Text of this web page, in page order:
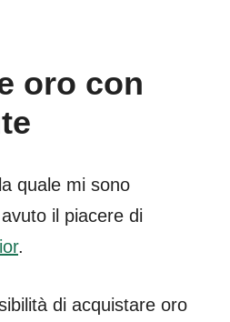
oro con
quale mi sono
il piacere di
.
di acquistare oro